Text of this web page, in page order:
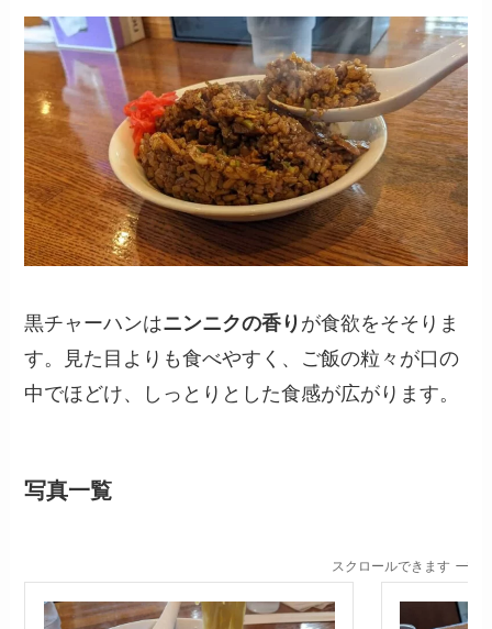
黒チャーハンはニンニクの香り が食欲をそそりま
す。見た目よりも食べやすく、ご飯の粒々が口の
中でほどけ、しっとりとした食感が広がります。
写真一覧
スクロールできます